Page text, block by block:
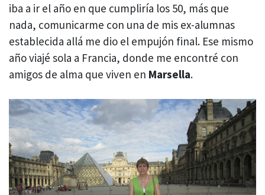
iba a ir el año en que cumpliría los 50, más que
nada, comunicarme con una de mis ex-alumnas
establecida allá me dio el empujón final. Ese mismo
año viajé sola a Francia, donde me encontré con
amigos de alma que viven en Marsella.